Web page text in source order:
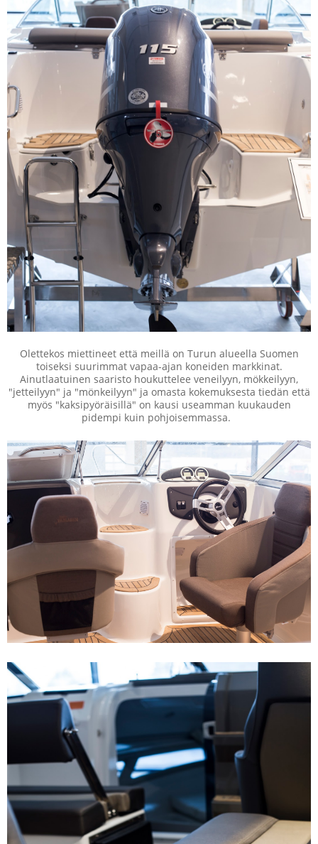
Olettekos miettineet että meillä on Turun alueella Suomen
toiseksi suurimmat vapaa-ajan koneiden markkinat.
Ainutlaatuinen saaristo houkuttelee veneilyyn, mökkeilyyn,
"jetteilyyn" ja "mönkeilyyn" ja omasta kokemuksesta tiedän että
myös "kaksipyöräisillä" on kausi useamman kuukauden
pidempi kuin pohjoisemmassa.